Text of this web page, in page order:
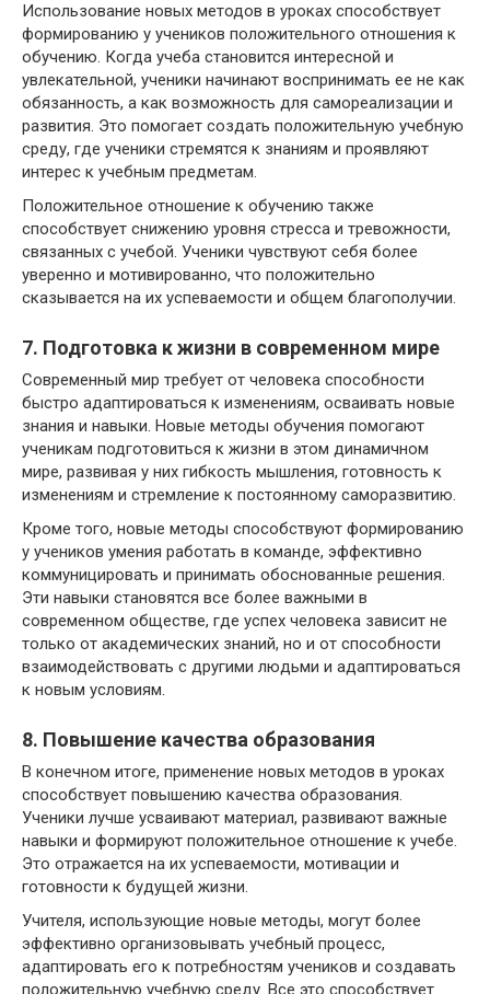
Использование новых методов в уроках способствует
формированию у учеников положительного отношения к
обучению. Когда учеба становится интересной и
увлекательной, ученики начинают воспринимать ее не как
обязанность, а как возможность для самореализации и
развития. Это помогает создать положительную учебную
среду, где ученики стремятся к знаниям и проявляют
интерес к учебным предметам.
Положительное отношение к обучению также
способствует снижению уровня стресса и тревожности,
связанных с учебой. Ученики чувствуют себя более
уверенно и мотивированно, что положительно
сказывается на их успеваемости и общем благополучии.
7. Подготовка к жизни в современном мире
Современный мир требует от человека способности
быстро адаптироваться к изменениям, осваивать новые
знания и навыки. Новые методы обучения помогают
ученикам подготовиться к жизни в этом динамичном
мире, развивая у них гибкость мышления, готовность к
изменениям и стремление к постоянному саморазвитию.
Кроме того, новые методы способствуют формированию
у учеников умения работать в команде, эффективно
коммуницировать и принимать обоснованные решения.
Эти навыки становятся все более важными в
современном обществе, где успех человека зависит не
только от академических знаний, но и от способности
взаимодействовать с другими людьми и адаптироваться
к новым условиям.
8. Повышение качества образования
В конечном итоге, применение новых методов в уроках
способствует повышению качества образования.
Ученики лучше усваивают материал, развивают важные
навыки и формируют положительное отношение к учебе.
Это отражается на их успеваемости, мотивации и
готовности к будущей жизни.
Учителя, использующие новые методы, могут более
эффективно организовывать учебный процесс,
адаптировать его к потребностям учеников и создавать
положительную учебную среду. Все это способствует